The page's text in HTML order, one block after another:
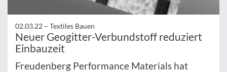
02.03.22 – Textiles Bauen
Neuer Geogitter-Verbundstoff reduziert
Einbauzeit
Freudenberg Performance Materials hat